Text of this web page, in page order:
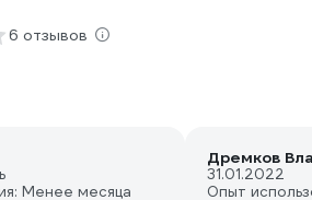
6 отзывов
Менее месяца
Дремков
31.01.2022
Опыт